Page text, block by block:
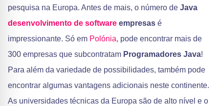
pesquisa na Europa. Antes de mais, o número de Java
desenvolvimento de software empresas é
impressionante. Só em Polónia, pode encontrar mais de
300 empresas que subcontratam Programadores Java!
Para além da variedade de possibilidades, também pode
encontrar algumas vantagens adicionais neste continente.
As universidades técnicas da Europa são de alto nível e o